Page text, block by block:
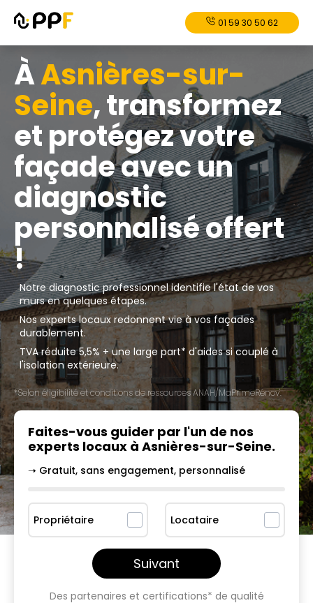
01 59 30 50 62
ÀAsnières-sur-
Seine, transformez
et protégez votre
façade avec un
diagnostic
personnalisé offert
!
Notre diagnostic professionnel identifie l'état de vos
murs en quelques étapes.
Nos experts locaux redonnent vie à vos façades
durablement.
TVA réduite 5,5% + une large part* d'aides si couplé à
l'isolation extérieure.
*Selon éligibilité et conditions de ressources ANAH/MaPrimeRénov'.
Faites-vous guider par l'un de nos
experts locaux à Asnières-sur-Seine.
➝ Gratuit, sans engagement, personnalisé
Propriétaire Locataire
Suivant
Des partenaires et certifications* de qualité